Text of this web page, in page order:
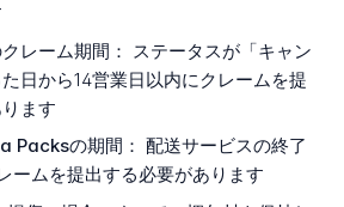
レーム期間：
ステータスが「キャン
日から14営業日以内にクレームを提
ます
Packsの期間： 配送サービスの終了
ームを提出する必要があります